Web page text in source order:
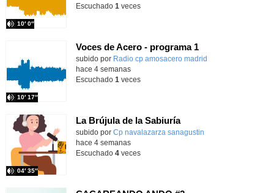
10′ 0″
Escuchado 1 veces
Voces de Acero - programa 1
Contenido educativo.
subido por Radio cp amosacero madrid
10′ 17″
hace 4 semanas
Escuchado 1 veces
La Brújula de la Sabiuría
Contenido educativo.
subido por Cp navalazarza sanagustin
04′ 35″
hace 4 semanas
Escuchado 4veces